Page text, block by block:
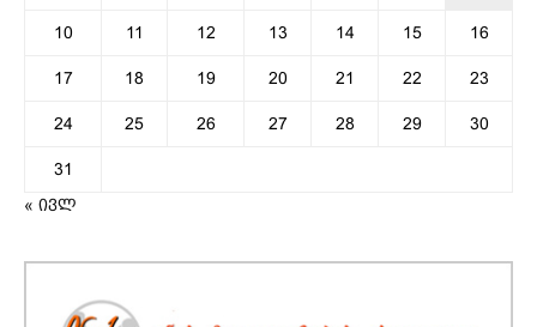
10 11 12 13 14 15 16
17 18 19 20 21 22 23
24 25 26 27 28 29 30
31
« ივლ